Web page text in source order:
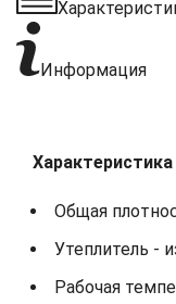
Информация
Характеристика
Общая
Утеплитель -
Рабочая